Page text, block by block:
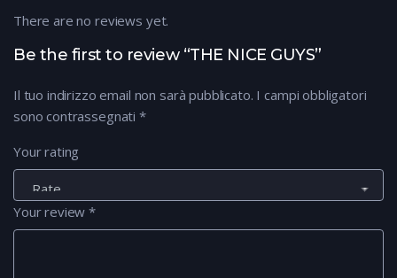
Be the first to review “THE NICE GUYS”
Il tuo indirizzo email non sarà pubblicato. I campi obbligatori
sono contrassegnati *
Your rating
Your review*
There are no reviews yet.